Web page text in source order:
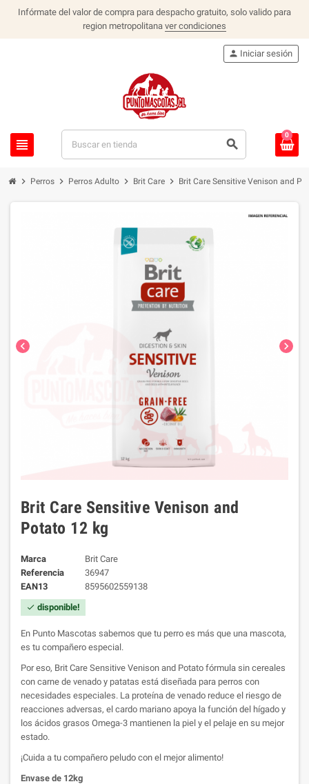
Infórmate del valor de compra para despacho gratuito, solo valido para
region metropolitana ver condiciones
view_headline search
person Iniciar sesión
0
chevron_right Perros chevron_right Perros Adulto chevron_right Brit Care chevron_right Brit Care Sensitive Venison and
chevron_left chevron_right
Brit Care Sensitive Venison and
Potato 12 kg
Marca
Brit Care
Referencia
36947
EAN13
8595602559138
check disponible!
En Punto Mascotas sabemos que tu perro es más que una mascota,
es tu compañero especial.
Por eso, Brit Care Sensitive Venison and Potato fórmula sin cereales
con carne de venado y patatas está diseñada para perros con
necesidades especiales. La proteína de venado reduce el riesgo de
reacciones adversas, el cardo mariano apoya la función del hígado y
los ácidos grasos Omega-3 mantienen la piel y el pelaje en su mejor
estado.
¡Cuida a tu compañero peludo con el mejor alimento!
Envase de 12kg